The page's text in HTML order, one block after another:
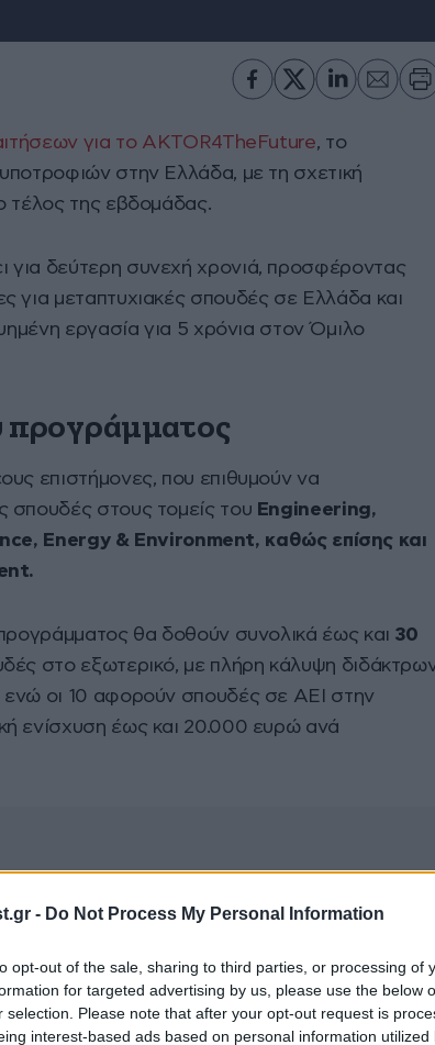
- Do Not Process My Personal Information
opt-out of the sale, sharing to third parties, or processing of
for targeted advertising by us, please use the below
selection. Please note that after your opt-out request is
interest-based ads based on personal information
για το AKTOR4TheFuture, το
στην Ελλάδα, με τη σχετική
τέλος της εβδομάδας.
για δεύτερη συνεχή χρονιά, προσφέροντας
για μεταπτυχιακές σπουδές σε Ελλάδα και
εργασία για 5 χρόνια στον Όμιλο
προγράμματος
επιστήμονες, που επιθυμούν να
σπουδές στους τομείς του Engineering,
Energy & Environment, καθώς επίσης και
θα δοθούν συνολικά έως και 30
στο εξωτερικό, με πλήρη κάλυψη
οι 10 αφορούν σπουδές σε ΑΕΙ στην
ενίσχυση έως και 20.000 ευρώ ανά